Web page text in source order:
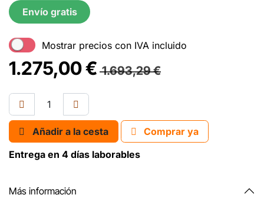
Envío gratis
Mostrar precios con IVA incluido
1.275,00€ 1.693,29€
Añadir a la cesta
Comprar ya
Entrega en 4 días laborables
Más información